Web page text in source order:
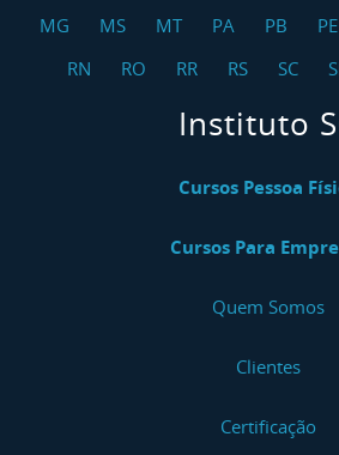
MG
MS MT PA PB PE
RN
RO RR RS SC
Instituto
Cursos Pessoa
Cursos Para
Quem Somos
Clientes
Certificação